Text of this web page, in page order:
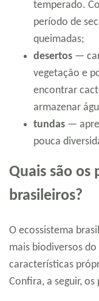
temperado.
período de
queimadas;
desertos —
vegetação e
encontrar
armazenar
tundas —
pouca
Quais são os
brasileiros?
O ecossistema
mais biodiversos
características
Confira, a seguir, os